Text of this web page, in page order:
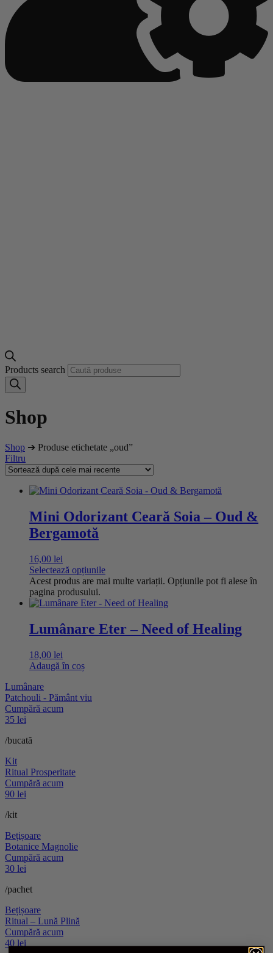
Products search
Shop
Shop ➔ Produse etichetate „oud”
Filtru
Mini Odorizant Ceară Soia – Oud &
Bergamotă
16,00 lei
Selectează opțiunile
Acest produs are mai multe variații. Opțiunile pot fi alese în
pagina produsului.
Lumânare Eter – Need of Healing
18,00 lei
Adaugă în coș
Lumânare
Patchouli - Pământ viu
Cumpără acum
35 lei
/bucată
Kit
Ritual Prosperitate
Cumpără acum
90 lei
/kit
Bețișoare
Botanice Magnolie
Cumpără acum
30 lei
/pachet
Bețișoare
Ritual – Lună Plină
Cumpără acum
40 lei